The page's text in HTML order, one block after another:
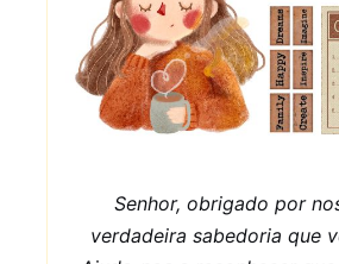
Senhor, obrigado por
verdadeira sabedoria que